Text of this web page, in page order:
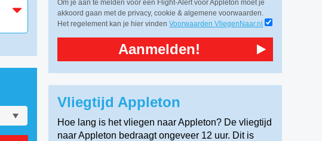
Om je aan te melden voor een Flight-Alert voor Appleton moet je
akkoord gaan met de privacy, cookie & algemene voorwaarden.
Het regelement kan je hier vindenVoorwaarden VliegenNaar.nl
Aanmelden!
Vliegtijd Appleton
Hoe lang is het vliegen naar Appleton? De vliegtijd
naar Appleton bedraagt ongeveer 12 uur. Dit is